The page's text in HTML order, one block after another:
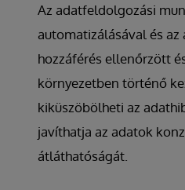
Az adatfeldolgozási
automatizálásával és
hozzáférés ellenőrzött
környezetben történő
kiküszöbölheti az
javíthatja az adatok
átláthatóságát.